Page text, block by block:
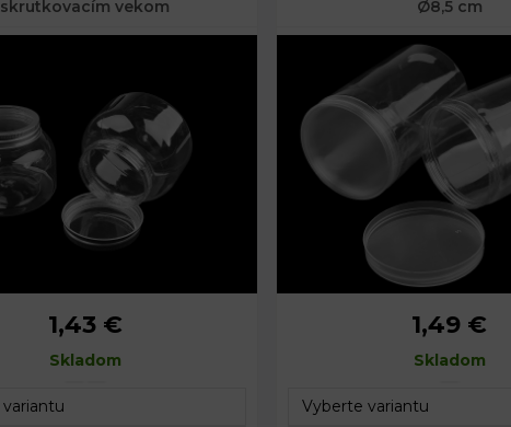
skrutkovacím vekom
č. 1: 9 cm
č. 1: 7 cm
1,43 €
Skladom
Ø8,5 cm
8,5
13 cm
1,49 €
Skladom